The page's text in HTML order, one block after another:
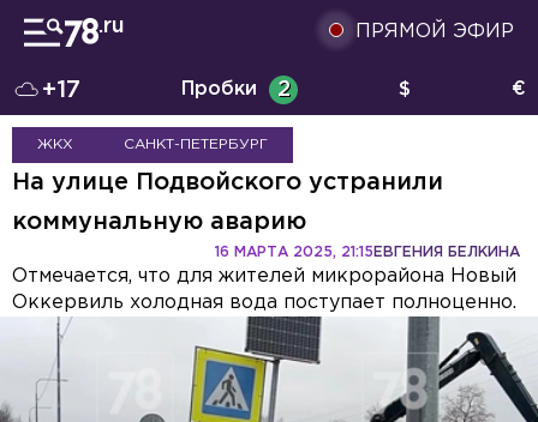
ПРЯМОЙ ЭФИР
+17 Пробки 2 $ €
ЖКХ САНКТ-ПЕТЕРБУРГ
На улице Подвойского устранили
коммунальную аварию
ЕВГЕНИЯ БЕЛКИНА
16 МАРТА 2025, 21:15
Отмечается, что для жителей микрорайона Новый
Оккервиль холодная вода поступает полноценно.